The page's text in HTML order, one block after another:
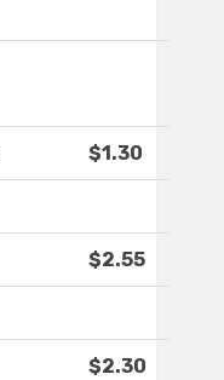
$1.30
$2.55
$2.30